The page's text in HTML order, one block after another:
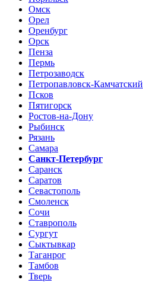
Омск
Орел
Оренбург
Орск
Пенза
Пермь
Петрозаводск
Петропавловск-Камчатский
Псков
Пятигорск
Ростов-на-Дону
Рыбинск
Рязань
Самара
Санкт-Петербург
Саранск
Саратов
Севастополь
Смоленск
Сочи
Ставрополь
Сургут
Сыктывкар
Таганрог
Тамбов
Тверь